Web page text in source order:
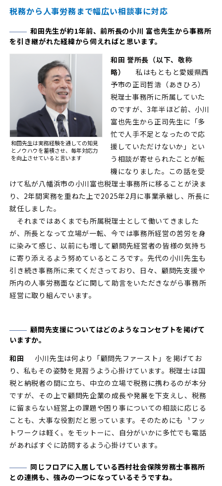
税務から人事労務まで幅広い相談事に対応
和田先生が約1年前、前所長の小川 富也先生から事務所
を引き継がれた経緯から伺えればと思います。
和田先生は実務経験を通しての知見
とノウハウを蓄積させ、 毎年対応力
を向上させていると言います
和田 誉所長（以下、敬称
略）
私はもともと愛媛県西
予市の正司哲浩（あきひろ）
税理士事務所に所属していた
のですが、3年半ほど前、小川
富也先生から正司先生に「多
忙で人手不足となったので応
援していただけないか」とい
う相談が寄せられたことが転
機になりました。この話を受
けて私が八幡浜市の小川富也税理士事務所に移ることが決ま
り、2年間実務を重ねた上で2025年2月に事業承継し、所長に
就任しました。
それまではあくまでも所属税理士として働いてきました
が、所長となって立場が一転、今では事務所経営の苦労を身
に染みて感じ、以前にも増して顧問先経営者の皆様の気持ち
に寄り添えるよう努めているところです。先代の小川先生も
引き続き事務所に来てくださっており、日々、顧問先支援や
所内の人事労務面などに関して助言をいただきながら事務所
経営に取り組んでいます。
顧問先支援についてはどのようなコンセプトを掲げて
いますか。
和田
小川先生は何より「顧問先ファースト」を掲げてお
り、私もその姿勢を見習うよう心掛けています。税理士は国
税と納税者の間に立ち、中立の立場で税務に携わるのが本分
ですが、その上で顧問先企業の成長や発展を下支えし、税務
に留まらない経営上の課題や困り事についての相談に応じる
ことも、大事な役割だと思っています。そのためにも〝フッ
トワークは軽く〟をモットーに、自分がいかに多忙でも電話
があればすぐに訪問するよう心掛けています。
同じフロアに入居している西村社会保険労務士事務所
との連携も、強みの一つになっているそうですね。